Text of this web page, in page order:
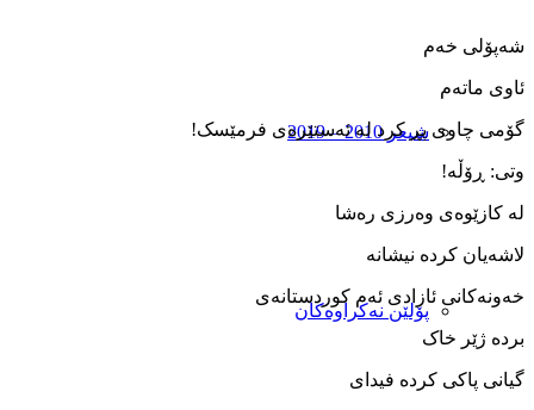
شیعر 2010 – 2019
پۆلێن نەکراوەکان
شەپۆلی خەم
ئاوی ماتەم
گۆمی چاوی پڕ کرد لە ئەستێرەی فرمێسک!
وتی: ڕۆڵە!
لە کازێوەی وەرزی رەشا
لاشەیان کردە نیشانە
خەونەکانی ئازادی ئەم کوردستانەی
بردە ژێر خاک
گیانی پاکی کردە فیدای